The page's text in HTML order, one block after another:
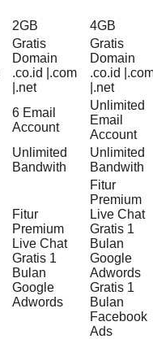
2GB 4GB
Gratis
Domain
.co.id |.com
|.net
Gratis
Domain
.co.id
|.net
6 Email
Account
Unlimited
Email
Account
Unlimited
Bandwith
Unlimited
Bandwith
Fitur
Premium
Live Chat
Gratis 1
Bulan
Google
Adwords
Fitur
Premium
Live Chat
Gratis 1
Bulan
Google
Adwords
Gratis 1
Bulan
Facebook
Ads